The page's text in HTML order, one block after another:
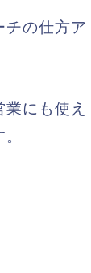
チの仕方ア
にも使え